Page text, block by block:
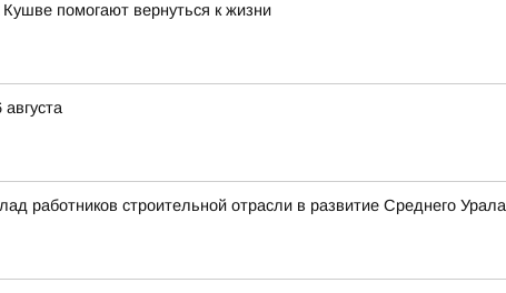
помогают вернуться к жизни
работников строительной отрасли в развитие Среднего Урала